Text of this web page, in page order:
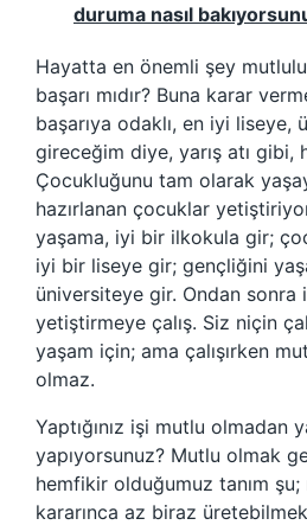
duruma nasıl
Hayatta en önemli şey
başarı mıdır? Buna karar
başarıya odaklı, en iyi liseye,
gireceğim diye, yarış atı gibi,
Çocukluğunu tam olarak
hazırlanan çocuklar
yaşama, iyi bir ilkokula gir;
iyi bir liseye gir; gençliğini
üniversiteye gir. Ondan sonra
yetiştirmeye çalış. Siz niçin
yaşam için; ama çalışırken
olmaz.
Yaptığınız işi mutlu olmadan
yapıyorsunuz? Mutlu olmak
hemfikir olduğumuz tanım şu;
kararınca az biraz